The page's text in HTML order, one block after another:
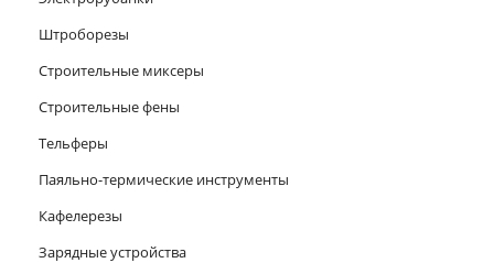
Штроборезы
Строительные миксеры
Строительные фены
Тельферы
Паяльно-термические инструменты
Кафелерезы
Зарядные устройства